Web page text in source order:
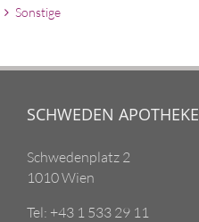
Sonstige
SCHWEDEN APOTHEKE
Schwedenplatz 2
1010 Wien
Tel: +43 1 533 29 11